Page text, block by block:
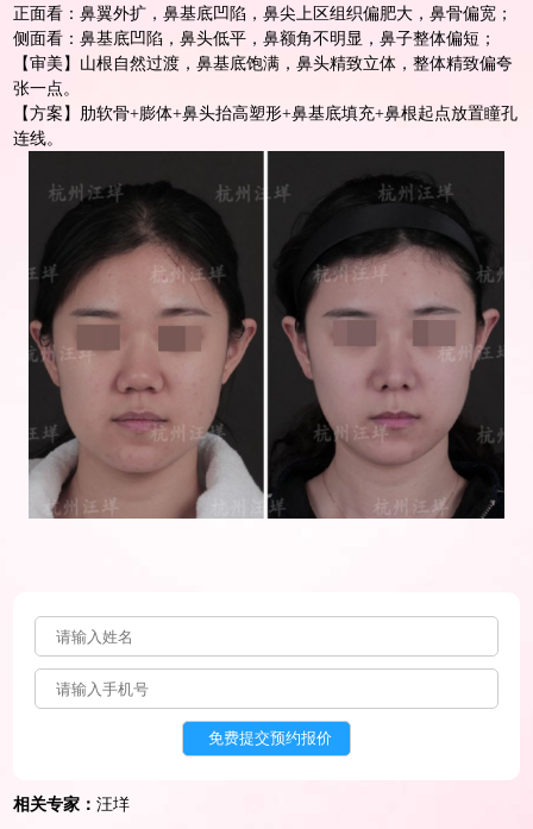
正面看：鼻翼外扩，鼻基底凹陷，鼻尖上区组织偏肥大，鼻骨偏宽；
侧面看：鼻基底凹陷，鼻头低平，鼻额角不明显，鼻子整体偏短；
【审美】山根自然过渡，鼻基底饱满，鼻头精致立体，整体精致偏夸
张一点。
【方案】肋软骨+膨体+鼻头抬高塑形+鼻基底填充+鼻根起点放置瞳孔
连线。
相关专家：汪垟